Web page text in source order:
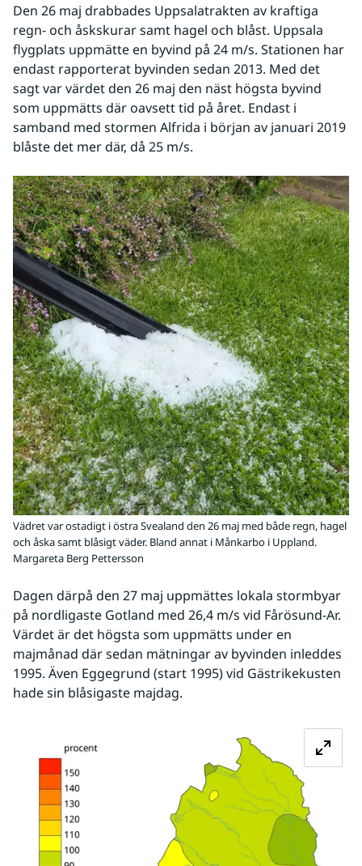
Den 26 maj drabbades Uppsalatrakten av kraftiga
regn- och åskskurar samt hagel och blåst. Uppsala
flygplats uppmätte en byvind på 24 m/s. Stationen har
endast rapporterat byvinden sedan 2013. Med det
sagt var värdet den 26 maj den näst högsta byvind
som uppmätts där oavsett tid på året. Endast i
samband med stormen Alfrida i början av januari 2019
blåste det mer där, då 25 m/s.
Vädret var ostadigt i östra Svealand den 26 maj med både regn, hagel
och åska samt blåsigt väder. Bland annat i Månkarbo i Uppland.
Margareta Berg Pettersson
Dagen därpå den 27 maj uppmättes lokala stormbyar
på nordligaste Gotland med 26,4 m/s vid Fårösund-Ar.
Värdet är det högsta som uppmätts under en
majmånad där sedan mätningar av byvinden inleddes
1995. Även Eggegrund (start 1995) vid Gästrikekusten
hade sin blåsigaste majdag.